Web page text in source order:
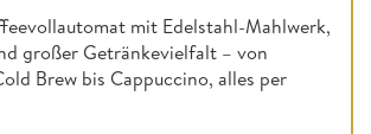
mit Edelstahl-Mahlwerk,
großer Getränkevielfalt – von
Brew bis Cappuccino, alles per